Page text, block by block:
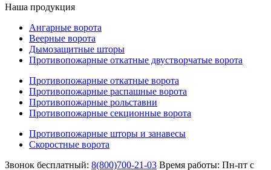
Наша продукция
Ангарные ворота
Веерные ворота
Дымозащитные шторы
Противопожарные откатные двустворчатые ворота
Противопожарные откатные ворота
Противопожарные распашные ворота
Противопожарные рольставни
Противопожарные секционные ворота
Противопожарные шторы и занавесы
Скоростные ворота
Звонок бесплатный: 8(800)700-21-03 Время работы: Пн-пт с